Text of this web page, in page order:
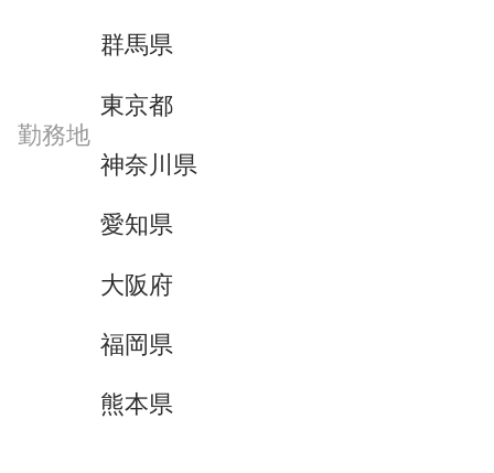
勤務地
群馬県
東京都
神奈川県
愛知県
大阪府
福岡県
熊本県